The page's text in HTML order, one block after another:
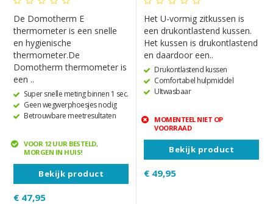
De Domotherm E
thermometer is een snelle
en hygienische
thermometer.De
Domotherm thermometer is
een ..
Super snelle meting binnen 1 sec.
Geen wegwerphoesjes nodig
Betrouwbare meetresultaten
VOOR 12 UUR BESTELD,
MORGEN IN HUIS!
Bekijk product
€ 47,95
Het U-vormig zitkussen is
een drukontlastend kussen.
Het kussen is drukontlastend
en daardoor een..
Drukontlastend kussen
Comfortabel hulpmiddel
UItwasbaar
MOMENTEEL NIET OP
VOORRAAD
Bekijk product
€ 49,95